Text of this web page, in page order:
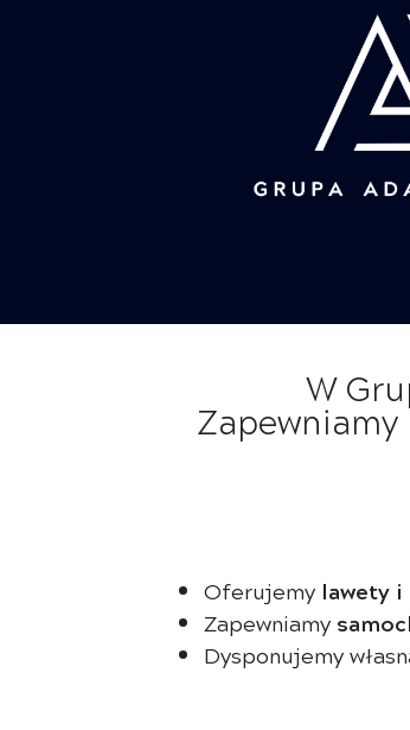
W
Zapewniamy
Oferujemy lawety
Zapewniamy
Dysponujemy